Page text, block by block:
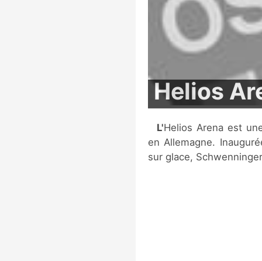
Helios
L'Helios Arena est une patinoire située à Villingen-Schwenningen,
en Allemagne.
sur glace,